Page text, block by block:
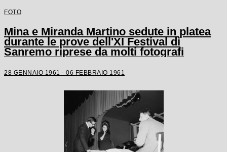
FOTO
Mina e Miranda Martino sedute in platea
durante le prove dell'XI Festival di
Sanremo riprese da molti fotografi
28 GENNAIO 1961 - 06 FEBBRAIO 1961